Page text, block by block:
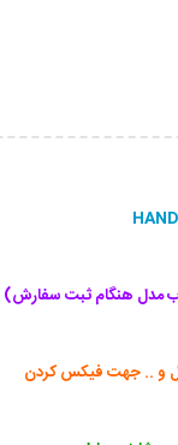
مدل هنگام ثبت سفارش)
و .. جهت فیکس کردن